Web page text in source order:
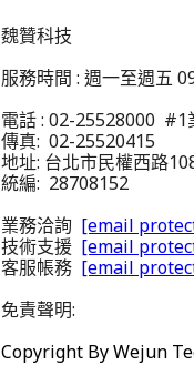
魏贊科技
服務時間 : 週一至週五
電話 : 02-25528000 #1
傳真: 02-25520415
地址: 台北市民權西路
統編: 28708152
業務洽詢 [email
技術支援 [email
客服帳務 [email
免責聲明:
Copyright By Wejun